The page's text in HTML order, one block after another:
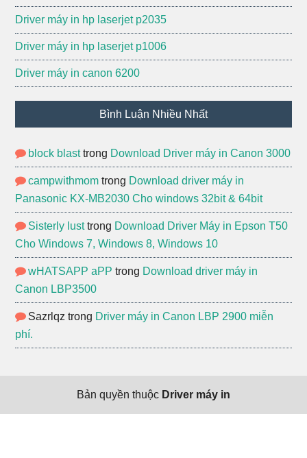
Driver máy in hp laserjet p2035
Driver máy in hp laserjet p1006
Driver máy in canon 6200
Bình Luận Nhiều Nhất
block blasttrong Download Driver máy in Canon 3000
campwithmom trong Download driver máy in
Panasonic KX-MB2030 Cho windows 32bit & 64bit
Sisterly lusttrong Download Driver Máy in Epson T50
Cho Windows 7, Windows 8, Windows 10
wHATSAPP aPP trong Download driver máy in
Canon LBP3500
Sazrlqz trong Driver máy in Canon LBP 2900 miễn
phí.
Bản quyền thuộc Driver máy in